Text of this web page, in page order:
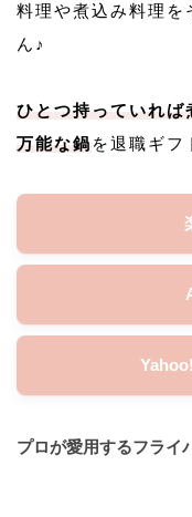
料理や煮込み料理を
ん♪
ひとつ持っていれば
万能な鍋 を退職ギフ
プロが愛用するフライ